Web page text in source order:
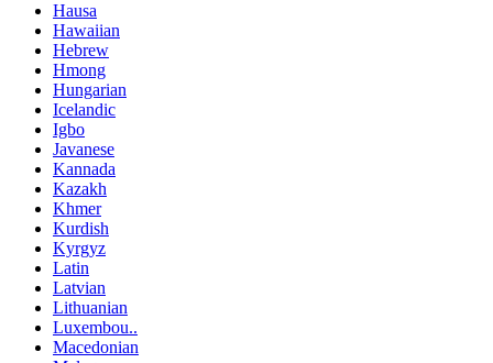
Hausa
Hawaiian
Hebrew
Hmong
Hungarian
Icelandic
Igbo
Javanese
Kannada
Kazakh
Khmer
Kurdish
Kyrgyz
Latin
Latvian
Lithuanian
Luxembou..
Macedonian